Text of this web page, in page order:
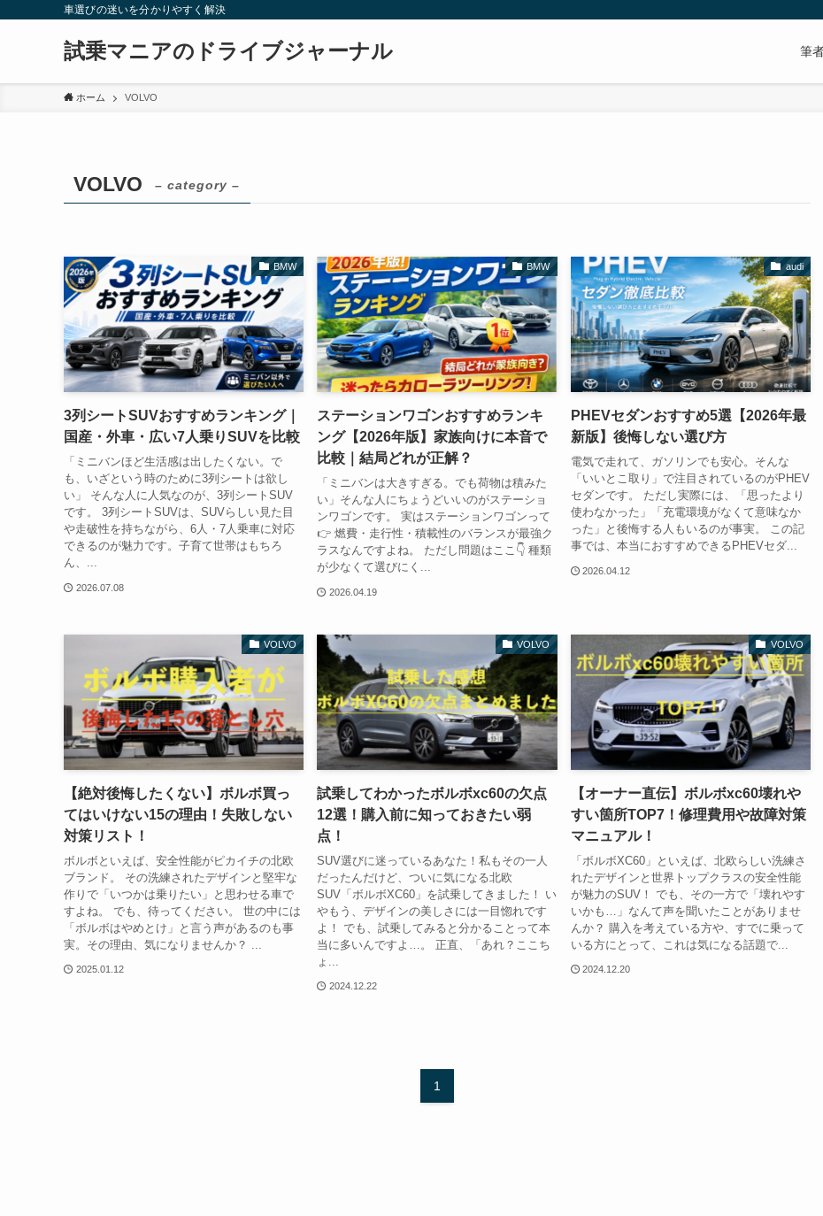
車選びの迷いを分かりやすく解決
試乗マニアのドライブジャーナル 筆
ホーム VOLVO
VOLVO – category –
BMW
3列シートSUVおすすめランキング｜
国産・外車・広い7人乗りSUVを比較
「ミニバンほど生活感は出したくない。で
も、いざという時のために3列シートは欲し
い」 そんな人に人気なのが、3列シートSUV
です。 3列シートSUVは、SUVらしい見た目
や走破性を持ちながら、6人・7人乗車に対応
できるのが魅力です。子育て世帯はもちろ
ん、...
2026.07.08
BMW
ステーションワゴンおすすめランキ
ング【2026年版】家族向けに本音で
比較｜結局どれが正解？
「ミニバンは大きすぎる。でも荷物は積みた
い」そんな人にちょうどいいのがステーショ
ンワゴンです。 実はステーションワゴンって
👉 燃費・走行性・積載性のバランスが最強ク
ラスなんですよね。 ただし問題はここ👇 種類
が少なくて選びにく...
2026.04.19
audi
PHEVセダンおすすめ5選【2026年最
新版】後悔しない選び方
電気で走れて、ガソリンでも安心。そんな
「いいとこ取り」で注目されているのがPHEV
セダンです。 ただし実際には、「思ったより
使わなかった」「充電環境がなくて意味なか
った」と後悔する人もいるのが事実。 この記
事では、本当におすすめできるPHEVセダ...
2026.04.12
VOLVO
【絶対後悔したくない】ボルボ買っ
てはいけない15の理由！失敗しない
対策リスト！
ボルボといえば、安全性能がピカイチの北欧
ブランド。 その洗練されたデザインと堅牢な
作りで「いつかは乗りたい」と思わせる車で
すよね。 でも、待ってください。 世の中には
「ボルボはやめとけ」と言う声があるのも事
実。その理由、気になりませんか？ ...
2025.01.12
VOLVO
試乗してわかったボルボxc60の欠点
12選！購入前に知っておきたい弱
点！
SUV選びに迷っているあなた！私もその一人
だったんだけど、ついに気になる北欧
SUV「ボルボXC60」を試乗してきました！ い
やもう、デザインの美しさには一目惚れです
よ！ でも、試乗してみると分かることって本
当に多いんですよ…。 正直、「あれ？ここち
ょ...
2024.12.22
VOLVO
【オーナー直伝】ボルボxc60壊れや
すい箇所TOP7！修理費用や故障対策
マニュアル！
「ボルボXC60」といえば、北欧らしい洗練さ
れたデザインと世界トップクラスの安全性能
が魅力のSUV！ でも、その一方で「壊れやす
いかも…」なんて声を聞いたことがありませ
んか？ 購入を考えている方や、すでに乗って
いる方にとって、これは気になる話題で...
2024.12.20
1